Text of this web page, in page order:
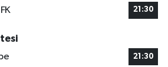
21:30
21:30